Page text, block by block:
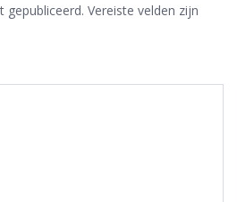
gepubliceerd. Vereiste velden zijn